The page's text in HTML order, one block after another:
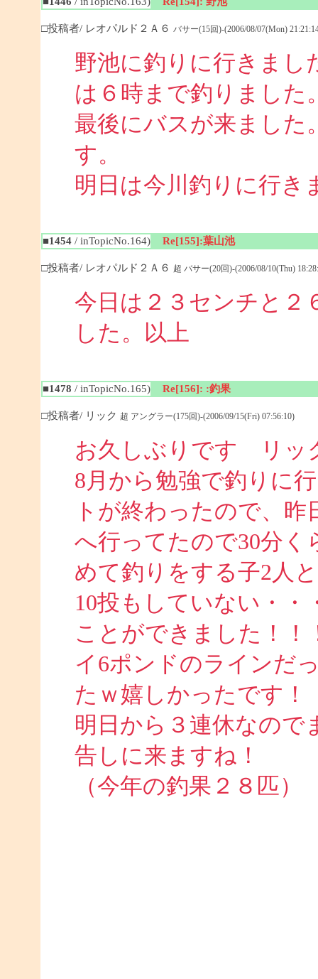
□投稿者/ レオパルド２Ａ６ バサー(15回)-(2006/08/07(Mon)
野池に釣りに行きまし
は６時まで釣りました
最後にバスが来ました
す。
明日は今川釣りに行き
■1454/ inTopicNo.164) Re[155]:葉山池
□投稿者/ レオパルド２Ａ６ 超 バサー(20回)-(2006/08/10(Thu)
今日は２３センチと２
した。以上
■1478 / inTopicNo.165) Re[156]: :釣果
□投稿者/ リック 超 アングラー(175回)-(2006/09/15(Fri) 07:56:10)
お久しぶりです リッ
8月から勉強で釣りに
トが終わったので、
へ行ってたので30分
めて釣りをする子2人
10投もしていない・・
ことができました！
イ6ポンドのラインだ
たｗ嬉しかったです！
明日から３連休なので
告しに来ますね！
（今年の釣果２８匹）